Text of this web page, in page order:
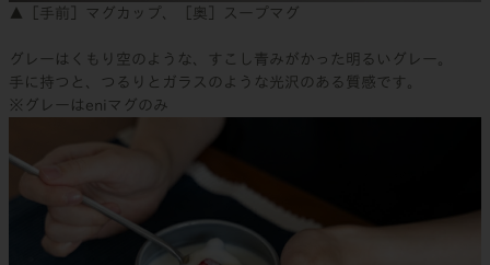
▲［手前］マグカップ、［奥］スープマグ
グレーはくもり空のような、すこし青みがかった明るいグレー。
手に持つと、つるりとガラスのような光沢のある質感です。
※グレーはeniマグのみ